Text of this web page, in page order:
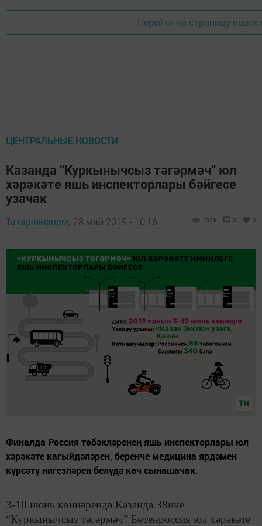
Перейти на страницу
ЦЕНТРАЛЬНЫЕ НОВОСТИ
Казанда “Куркынычсыз тәгәрмәч” юл
хәрәкәте яшь инспекторлары бәйгесе
узачак
Татар-информ, 28 май 2019 - 10:16 1329 0 0
Финалда Россия төбәкләренең яшь инспекторлары юл
хәрәкәте кагыйдәләрен, беренче медицина ярдәмен
күрсәтү нигезләрен белүдә көч сынашачак.
3-10 июнь көннәрендә Казанда 38нче
“Куркынычсыз тәгәрмәч” Бөтенроссия юл хәрәкәте